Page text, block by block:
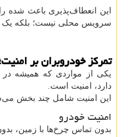
این انعطاف‌پذیری باعث شده
سرویس محلی نیست؛ بلکه
تمرکز خودروبران بر
یکی از مواردی که همیشه
دارد، امنیت است.
این امنیت شامل چند بخش
امنیت خودرو
بدون تماس چرخ‌ها با زمین،